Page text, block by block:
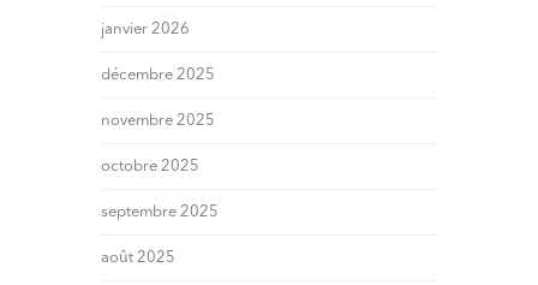
janvier 2026
décembre 2025
novembre 2025
octobre 2025
septembre 2025
août 2025